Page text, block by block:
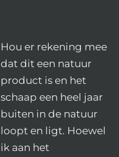
Hou er rekening mee
dat dit een natuur
product is en het
schaap een heel jaar
buiten in de natuur
loopt en ligt. Hoewel
ik aan het